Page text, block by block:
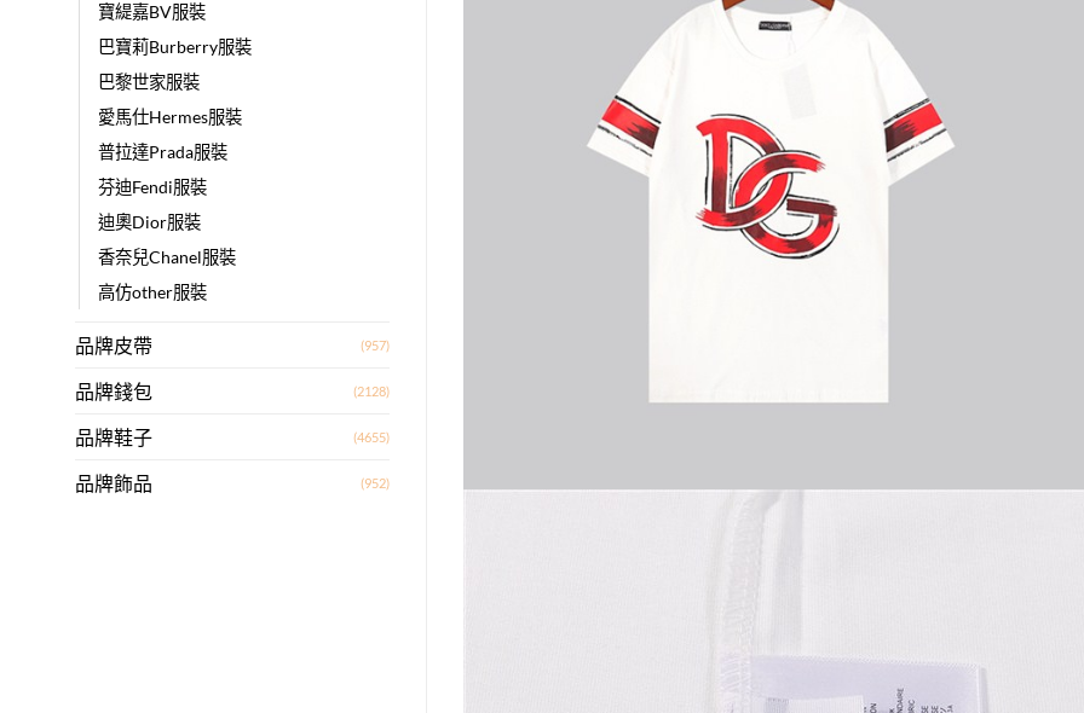
寶緹嘉BV服裝
巴寶莉Burberry服裝
巴黎世家服裝
愛馬仕Hermes服裝
普拉達Prada服裝
芬迪Fendi服裝
迪奧Dior服裝
香奈兒Chanel服裝
高仿other服裝
品牌皮帶 (957)
品牌錢包 (2128)
品牌鞋子 (4655)
品牌飾品 (952)